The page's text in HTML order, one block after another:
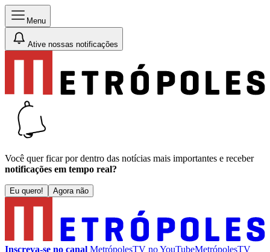
Menu
Ative nossas notificações
Você quer ficar por dentro das notícias mais importantes e receber
notificações em tempo real?
Eu quero! Agora não
Inscreva-se no canal MetrópolesTV noYouTubeMetrópolesTV